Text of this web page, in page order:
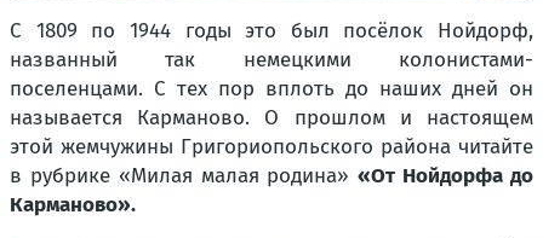
С 1809 по 1944 годы это был посёлок Нойдорф,
названный так немецкими колонистами-
поселенцами. С тех пор вплоть до наших дней он
называется Карманово. О прошлом и настоящем
этой жемчужины Григориопольского района читайте
в рубрике «Милая малая родина»«От Нойдорфа до
Карманово».